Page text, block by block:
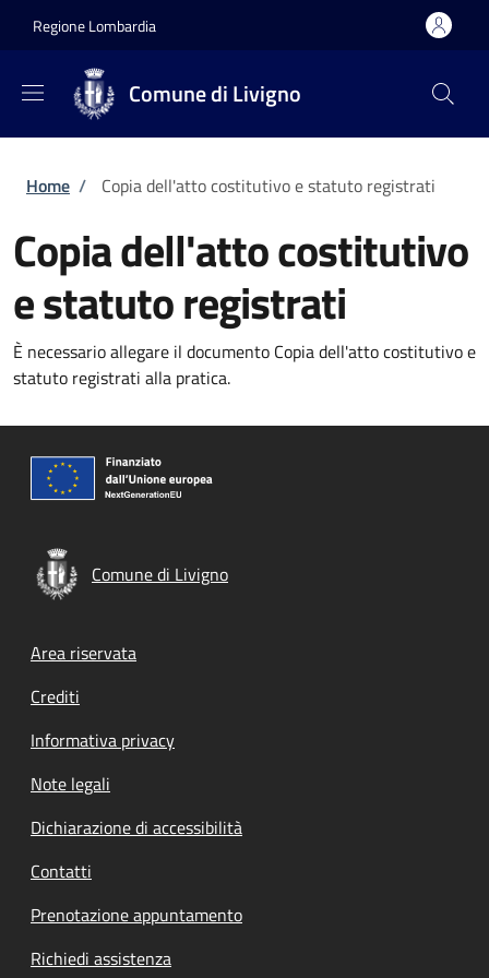
Regione Lombardia
Comune di Livigno
Briciole di pane
Home / Copia dell'atto costitutivo e statuto registrati
Copia dell'atto costitutivo
e statuto registrati
È necessario allegare il documento Copia dell'atto costitutivo e
statuto registrati alla pratica.
Comune di Livigno
Footer menu
Area riservata
Crediti
Informativa privacy
Note legali
Dichiarazione di accessibilità
Contatti
Prenotazione appuntamento
Richiedi assistenza